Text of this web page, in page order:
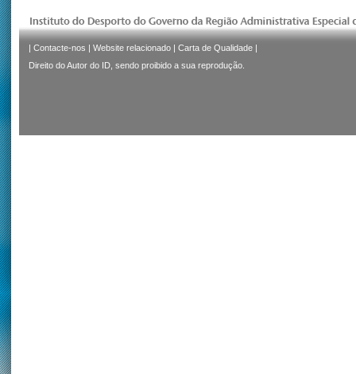
| Contacte-nos | Website relacionado | Carta de Qualidade |
Direito do Autor do ID, sendo proibido a sua reprodução.